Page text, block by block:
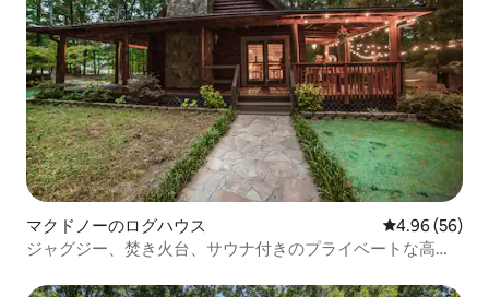
マクドノーのログハウス レビュー56
4.96 (56)
ジャグジー、焚き火台、サウナ付きのプライベートな高級